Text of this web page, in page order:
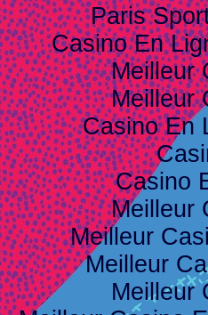
Paris
Casino En
Meilleur
Meilleur
Casino En
Casino
Meilleur
Meilleur
Meilleur
Meilleur